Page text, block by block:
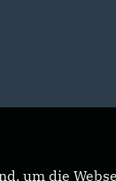
um die